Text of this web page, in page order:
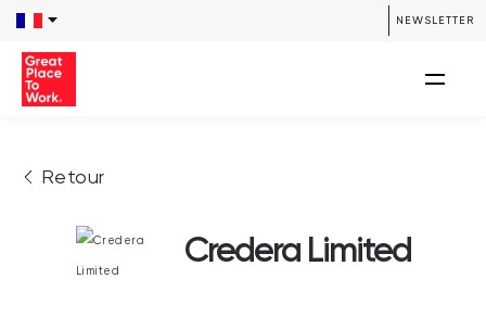
NEWSLETTER
Retour
Credera Limited